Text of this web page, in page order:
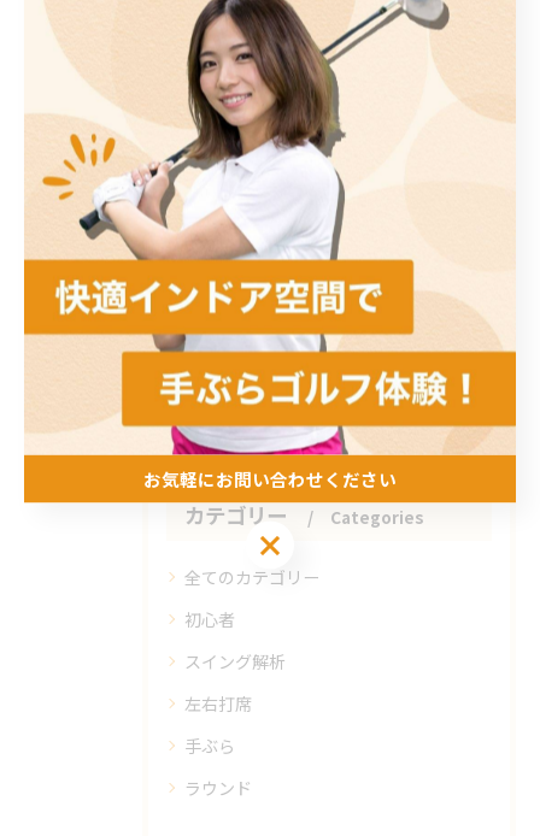
< 前のページ 一覧に戻る 次のページ >
関連タグ
#インドアゴルフ
#酸素ボックス
#プライベートジム
#水俣市
カテゴリー Categories
全てのカテゴリー
初心者
スイング解析
左右打席
手ぶら
ラウンド
お気軽にお問い合わせください
お気軽にお問い合わせください